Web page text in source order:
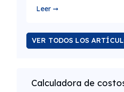
Leer ➞
VER TODOS LOS
Calculadora de